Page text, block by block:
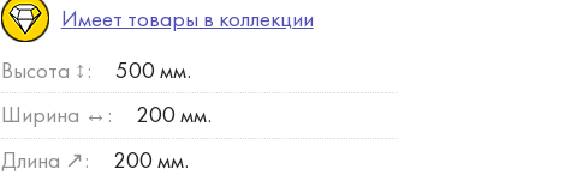
Имеет товары в коллекции
Высота ↕: 500 мм.
Ширина ↔: 200 мм.
Длина ↗:
200 мм.